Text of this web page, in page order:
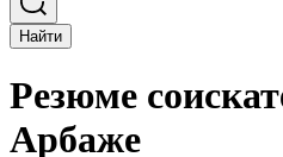
Найти
Резюме
Арбаже